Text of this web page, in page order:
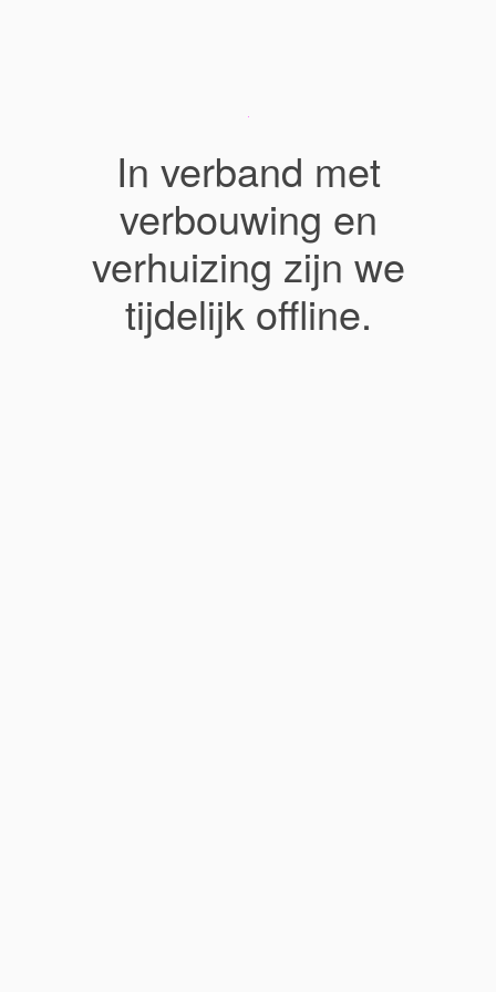
In verband met
verbouwing en
verhuizing zijn we
tijdelijk offline.